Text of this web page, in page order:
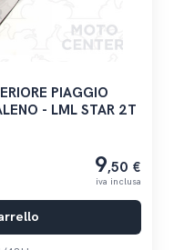
PIAGGIO
- LML STAR 2T
9,50 €
iva inclusa